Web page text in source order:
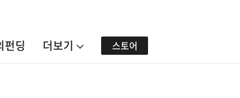
펀딩 더보기 스토어